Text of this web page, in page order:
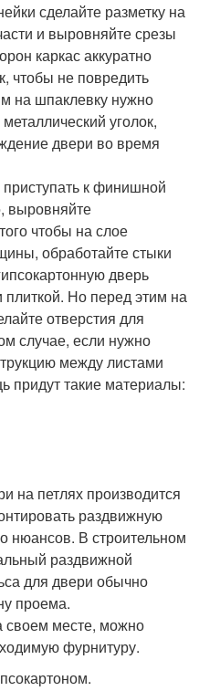
сделайте разметку на
и выровняйте срезы
каркас аккуратно
чтобы не повредить
на шпаклевку нужно
уголок,
двери во время
к финишной
выровняйте
чтобы на слое
обработайте стыки
дверь
Но перед этим на
отверстия для
случае, если нужно
между листами
придут такие материалы:
на петлях производится
раздвижную
нюансов. В строительном
раздвижной
для двери обычно
проема.
своем месте, можно
фурнитуру.